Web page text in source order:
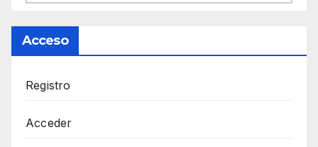
Acceso
Registro
Acceder